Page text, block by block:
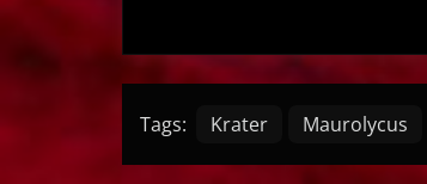
Tags: Krater Maurolycus